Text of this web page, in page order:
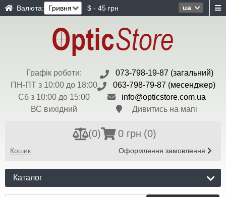
ua
Валюта: $ - 45 грн
Графік роботи:
ПН-ПТ з 10:00 до 18:00
Сб з 10:00 до 15:00
ВС вихідний
073-798-19-87 (загальний)
063-798-79-87 (месенджер)
info@opticstore.com.ua
Дивитись на мапі
(0) 0 грн (0)
Кошик Оформлення замовлення
Каталог